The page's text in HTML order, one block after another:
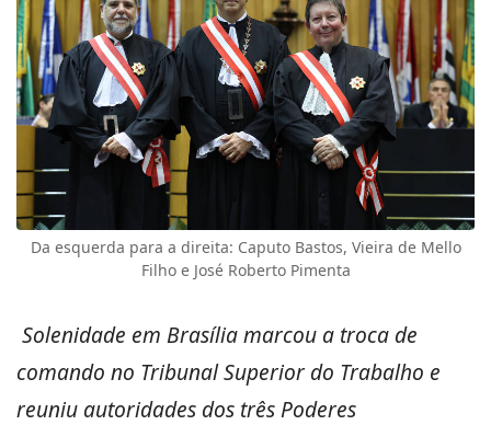
Da esquerda para a direita: Caputo Bastos, Vieira de Mello
Filho e José Roberto Pimenta
Solenidade em Brasília marcou a troca de
comando no Tribunal Superior do Trabalho e
reuniu autoridades dos três Poderes